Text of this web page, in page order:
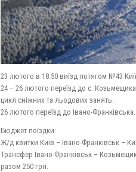
23 лютого в 18.50 виїзд потягом №43
24 – 26 лютого переїзд до с.
цикл сніжних та льодових занять.
26 лютого переїзд до Івано-
Бюджет поїздки:
Ж/д квитки Київ – Івано-Франківськ –
Трансфер Івано-Франківськ –
разом 250 грн.